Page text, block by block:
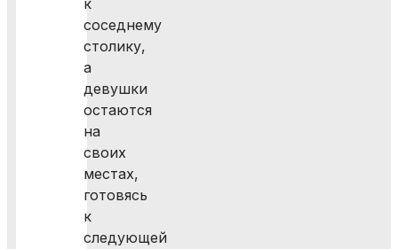
к
соседнему
столику,
а
девушки
остаются
на
своих
местах,
готовясь
к
следующей